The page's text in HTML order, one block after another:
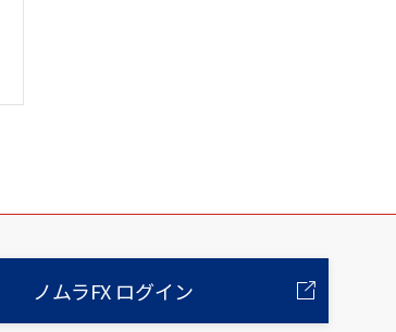
ノムラFX ログイン